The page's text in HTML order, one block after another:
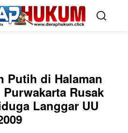
Putih di Halaman
Rusak
Langgar UU